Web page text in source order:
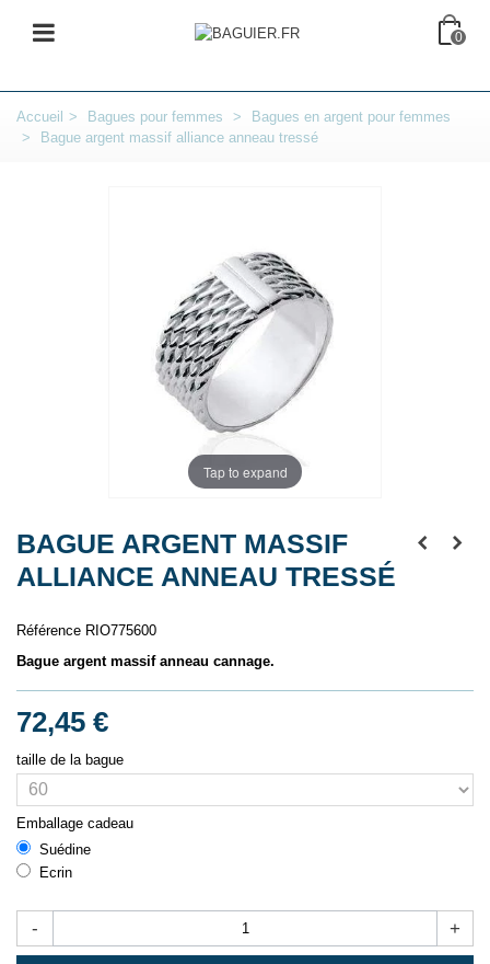
0
Accueil > Bagues pour femmes >
Bagues en argent pour femmes
>
Bague argent massif alliance anneau tressé
Tap to expand
BAGUE ARGENT MASSIF
ALLIANCE ANNEAU TRESSÉ
Référence RIO775600
Bague argent massif anneau cannage.
72,45 €
taille de la bague
Emballage cadeau
Suédine
Ecrin
- +